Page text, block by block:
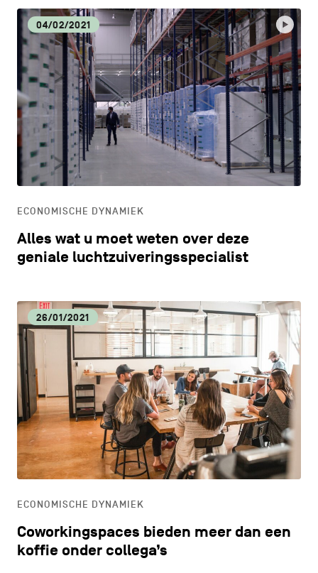
04/02/2021
ECONOMISCHE DYNAMIEK
Alles wat u moet weten over deze
geniale luchtzuiveringsspecialist
26/01/2021
ECONOMISCHE DYNAMIEK
Coworkingspaces bieden meer dan een
koffie onder collega’s